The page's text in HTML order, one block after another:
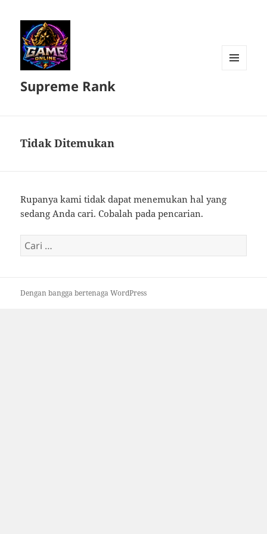
Supreme Rank
Tidak Ditemukan
Rupanya kami tidak dapat menemukan hal yang
sedang Anda cari. Cobalah pada pencarian.
Cari
untuk:
Dengan bangga bertenaga WordPress